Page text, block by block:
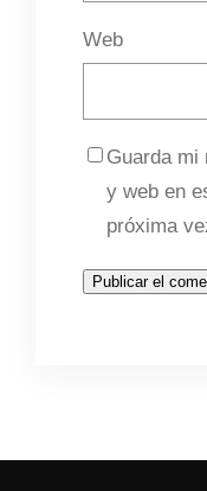
Web
Guarda mi
y web en
próxima